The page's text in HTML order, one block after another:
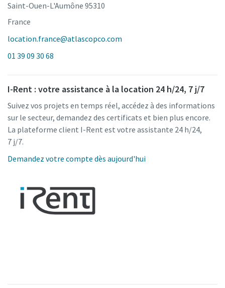
Saint-Ouen-L'Aumône 95310
France
location.france@atlascopco.com
01 39 09 30 68
I-Rent : votre assistance à la location 24 h/24, 7 j/7
Suivez vos projets en temps réel, accédez à des informations
sur le secteur, demandez des certificats et bien plus encore.
La plateforme client I-Rent est votre assistante 24 h/24,
7 j/7.
Demandez votre compte dès aujourd'hui